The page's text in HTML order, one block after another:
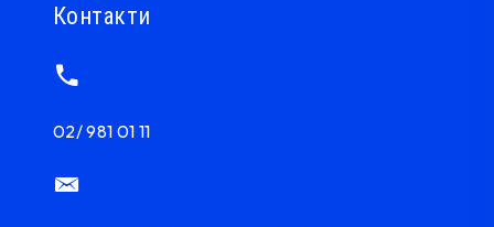
Контакти
02/ 981 01 11